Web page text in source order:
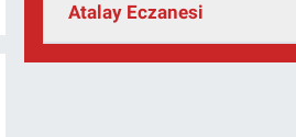
Atalay Eczanesi